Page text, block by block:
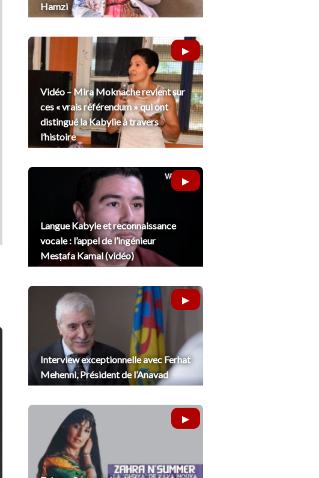
Hamzi
Vidéo – Mira Moknache revient sur
ces « vrais référendum » qui ont
distingué la Kabylie à travers
l’histoire
Langue Kabyle et reconnaissance
vocale : l’appel de l’ingénieur
Mesṭafa Kamal (vidéo)
Interview exceptionnelle avec Ferhat
Mehenni, Président de l’Anavad